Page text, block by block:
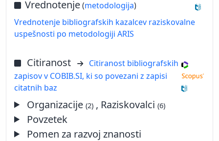
Vrednotenje(metodologija)
Vrednotenje bibliografskih kazalcev raziskovalne
uspešnosti po metodologiji ARIS
Citiranost
Citiranost bibliografskih
zapisov v COBIB.SI, ki so povezani z zapisi
citatnih baz
Organizacije(2) , Raziskovalci(6)
Povzetek
Pomen za razvoj znanosti